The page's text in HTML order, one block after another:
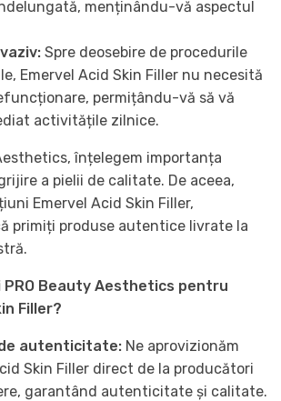
menținându-vă aspectul
Spre deosebire de procedurile
Emervel Acid Skin Filler nu necesită
permițându-vă să vă
activitățile zilnice.
înțelegem importanța
a pielii de calitate. De aceea,
Emervel Acid Skin Filler,
primiți produse autentice livrate la
PRO Beauty Aesthetics pentru
Filler?
autenticitate: Ne aprovizionăm
Skin Filler direct de la producători
garantând autenticitate și calitate.